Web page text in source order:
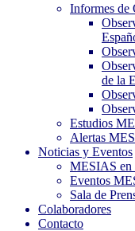
Informes de
de la
Estudios
Alertas
Noticias y Eventos
MESIAS en
Eventos
Sala de
Colaboradores
Contacto